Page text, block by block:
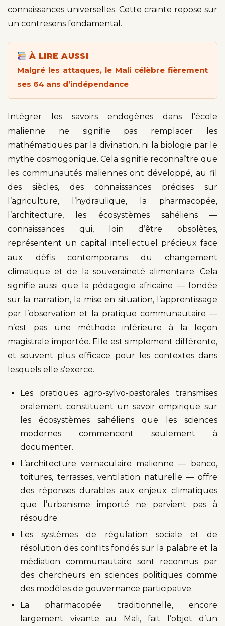
connaissances universelles. Cette crainte repose sur
un contresens fondamental.
À LIRE AUSSI
Malgré les attaques, le Mali célèbre fièrement
ses 64 ans d’indépendance
Intégrer les savoirs endogènes dans l’école
malienne ne signifie pas remplacer les
mathématiques par la divination, ni la biologie par le
mythe cosmogonique. Cela signifie reconnaître que
les communautés maliennes ont développé, au fil
des siècles, des connaissances précises sur
l’agriculture, l’hydraulique, la pharmacopée,
l’architecture, les écosystèmes sahéliens —
connaissances qui, loin d’être obsolètes,
représentent un capital intellectuel précieux face
aux défis contemporains du changement
climatique et de la souveraineté alimentaire. Cela
signifie aussi que la pédagogie africaine — fondée
sur la narration, la mise en situation, l’apprentissage
par l’observation et la pratique communautaire —
n’est pas une méthode inférieure à la leçon
magistrale importée. Elle est simplement différente,
et souvent plus efficace pour les contextes dans
lesquels elle s’exerce.
Les pratiques agro-sylvo-pastorales transmises
oralement constituent un savoir empirique sur
les écosystèmes sahéliens que les sciences
modernes commencent seulement à
documenter.
L’architecture vernaculaire malienne — banco,
toitures, terrasses, ventilation naturelle — offre
des réponses durables aux enjeux climatiques
que l’urbanisme importé ne parvient pas à
résoudre.
Les systèmes de régulation sociale et de
résolution des conflits fondés sur la palabre et la
médiation communautaire sont reconnus par
des chercheurs en sciences politiques comme
des modèles de gouvernance participative.
La pharmacopée traditionnelle, encore
largement vivante au Mali, fait l’objet d’un